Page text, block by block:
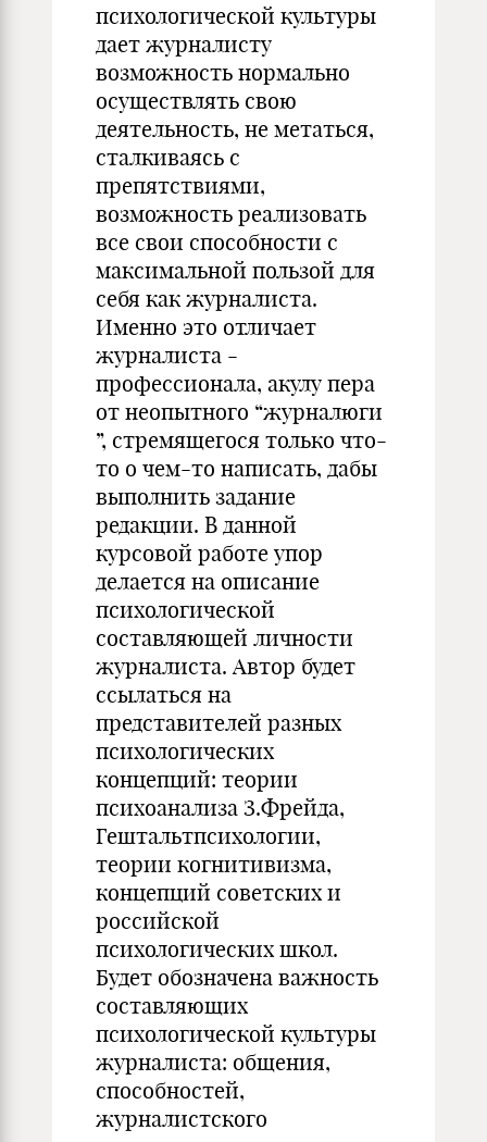
психологической культуры
дает журналисту
возможность нормально
осуществлять свою
деятельность, не метаться,
сталкиваясь с
препятствиями,
возможность реализовать
все свои способности с
максимальной пользой для
себя как журналиста.
Именно это отличает
журналиста -
профессионала, акулу пера
от неопытного “журналюги
”, стремящегося только что-
то о чем-то написать, дабы
выполнить задание
редакции. В данной
курсовой работе упор
делается на описание
психологической
составляющей личности
журналиста. Автор будет
ссылаться на
представителей разных
психологических
концепций: теории
психоанализа З.Фрейда,
Гештальтпсихологии,
теории когнитивизма,
концепций советских и
российской
психологических школ.
Будет обозначена важность
составляющих
психологической культуры
журналиста: общения,
способностей,
журналистского